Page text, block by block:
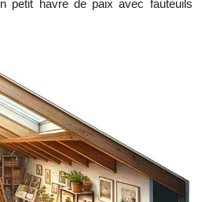
petit havre de paix avec fauteuils